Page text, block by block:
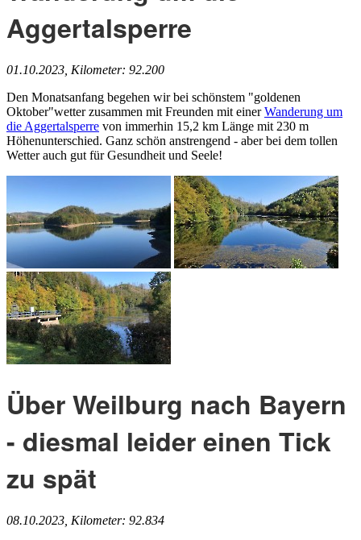
Aggertalsperre
01.10.2023, Kilometer: 92.200
Den Monatsanfang begehen wir bei schönstem "goldenen
Oktober"wetter zusammen mit Freunden mit einerWanderung um
die Aggertalsperre von immerhin 15,2 km Länge mit 230 m
Höhenunterschied. Ganz schön anstrengend - aber bei dem tollen
Wetter auch gut für Gesundheit und Seele!
Über Weilburg nach Bayern
- diesmal leider einen Tick
zu spät
08.10.2023, Kilometer: 92.834